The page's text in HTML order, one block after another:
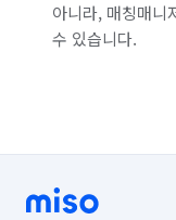
아니라, 매칭매니
수 있습니다.